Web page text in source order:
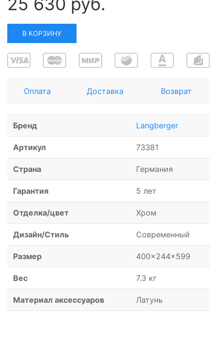
В КОРЗИНУ
Оплата Доставка Возврат
Бренд Langberger
Артикул 73381
Страна Германия
Гарантия 5 лет
Отделка/цвет Хром
Дизайн/Стиль Современный
Размер 400x244x599
Вес 7.3 кг
Материал аксессуаров Латунь